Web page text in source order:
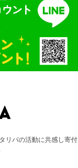
リバの活動に共感し寄付